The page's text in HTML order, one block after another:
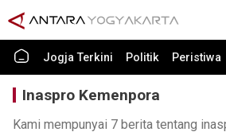
Jogja Terkini Politik Peristiwa
Inaspro Kemenpora
Kami mempunyai 7 berita tentang